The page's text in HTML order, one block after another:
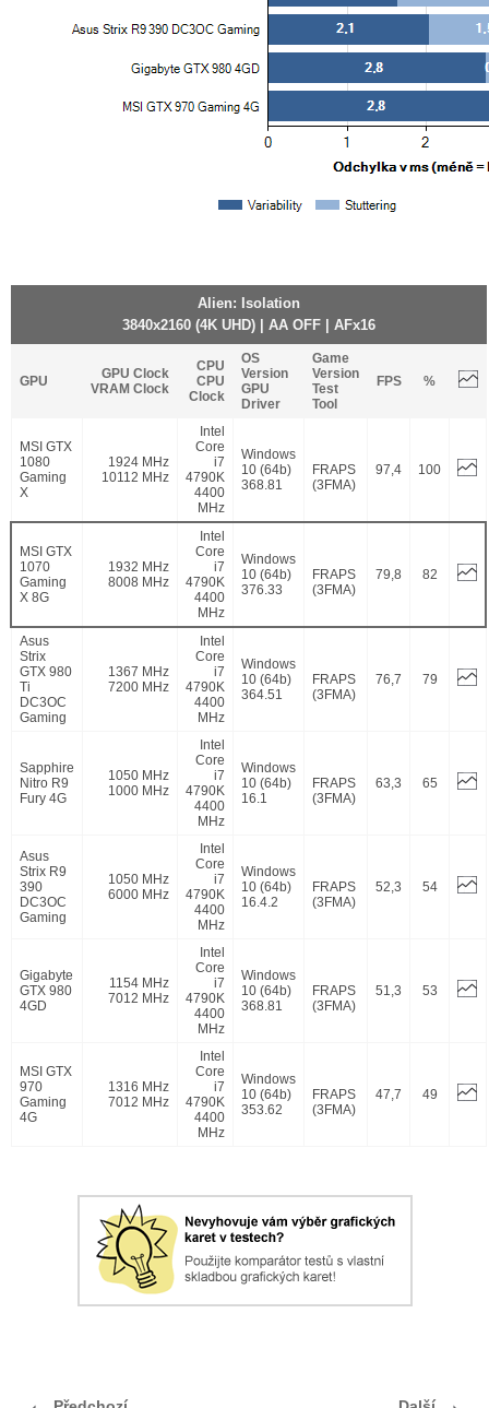
Alien: Isolation
3840x2160 (4K UHD) | AA OFF | AFx16
GPU
GPU Clock
VRAM Clock
CPU
CPU
Clock
OS
Version
GPU
Driver
Game
Version
Test
Tool
FPS %
MSI GTX
1080
Gaming
X
1924 MHz
10112 MHz
Intel
Core
i7
4790K
4400
MHz
Windows
10 (64b)
368.81
FRAPS
(3FMA)
97,4 100
MSI GTX
1070
Gaming
X 8G
1932 MHz
8008 MHz
Intel
Core
i7
4790K
4400
MHz
Windows
10 (64b)
376.33
FRAPS
(3FMA)
79,8 82
Asus
Strix
GTX 980
Ti
DC3OC
Gaming
1367 MHz
7200 MHz
Intel
Core
i7
4790K
4400
MHz
Windows
10 (64b)
364.51
FRAPS
(3FMA)
76,7 79
Sapphire
Nitro R9
Fury 4G
1050 MHz
1000 MHz
Intel
Core
i7
4790K
4400
MHz
Windows
10 (64b)
16.1
FRAPS
(3FMA)
63,3 65
Asus
Strix R9
390
DC3OC
Gaming
1050 MHz
6000 MHz
Intel
Core
i7
4790K
4400
MHz
Windows
10 (64b)
16.4.2
FRAPS
(3FMA)
52,3 54
Gigabyte
GTX 980
4GD
1154 MHz
7012 MHz
Intel
Core
i7
4790K
4400
MHz
Windows
10 (64b)
368.81
FRAPS
(3FMA)
51,3 53
MSI GTX
970
Gaming
4G
1316 MHz
7012 MHz
Intel
Core
i7
4790K
4400
MHz
Windows
10 (64b)
353.62
FRAPS
(3FMA)
47,7 49